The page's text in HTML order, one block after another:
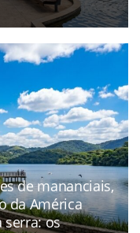
de mananciais,
da América
serra: os